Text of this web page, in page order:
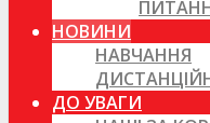
НОВИНИ
НАВЧАННЯ
ДО УВАГИ